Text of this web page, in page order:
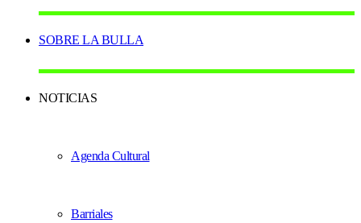
SOBRE LA BULLA
NOTICIAS
Agenda Cultural
Barriales